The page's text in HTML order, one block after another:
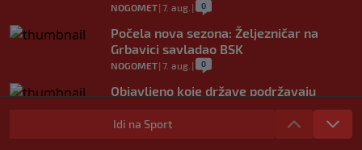
NOGOMET| 7. aug. | 0
Počela nova sezona: Željezničar na
Grbavici savladao BSK
NOGOMET| 7. aug. | 0
Objavljeno koje države podržavaju
Infantina, a koje traže promjene: HNS
odavno zauzeo stranu
Idi na Sport